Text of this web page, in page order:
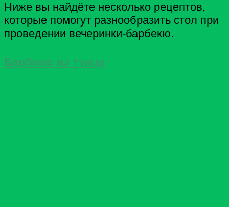
Ниже вы найдёте несколько рецептов,
которые помогут разнообразить стол при
проведении вечеринки-барбекю.
Барбекю из тунца